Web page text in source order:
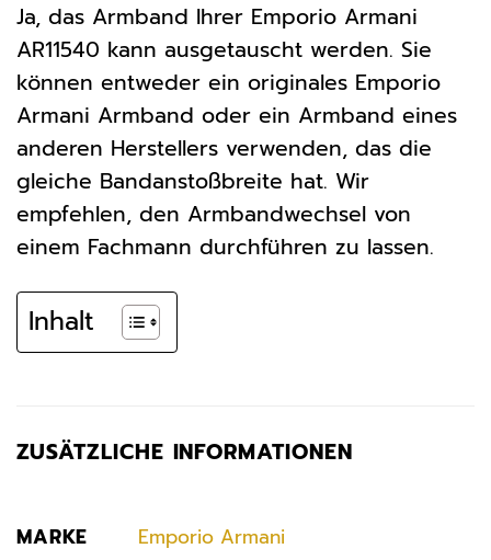
Ja, das Armband Ihrer Emporio Armani
AR11540 kann ausgetauscht werden. Sie
können entweder ein originales Emporio
Armani Armband oder ein Armband eines
anderen Herstellers verwenden, das die
gleiche Bandanstoßbreite hat. Wir
empfehlen, den Armbandwechsel von
einem Fachmann durchführen zu lassen.
Inhalt
ZUSÄTZLICHE INFORMATIONEN
MARKE Emporio Armani